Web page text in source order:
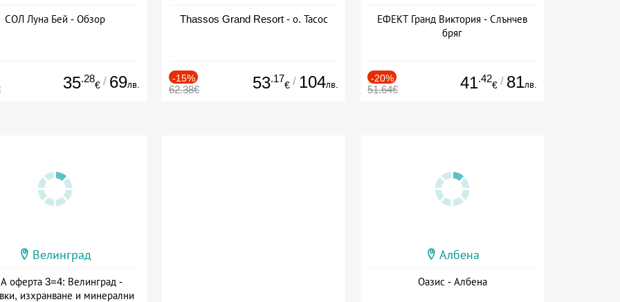
СОЛ Луна Бей - Обзор
35.28
€ / 69лв.
Thassos Grand Resort - о. Тасос
-15%
62.38€ 53.17
€ / 104лв.
ЕФЕКТ Гранд Виктория - Слънчев
бряг
-20%
51.64€ 41.42
€ / 81лв.
Велинград
оферта 3=4: Велинград -
изхранване и минерални
Албена
Оазис - Албена